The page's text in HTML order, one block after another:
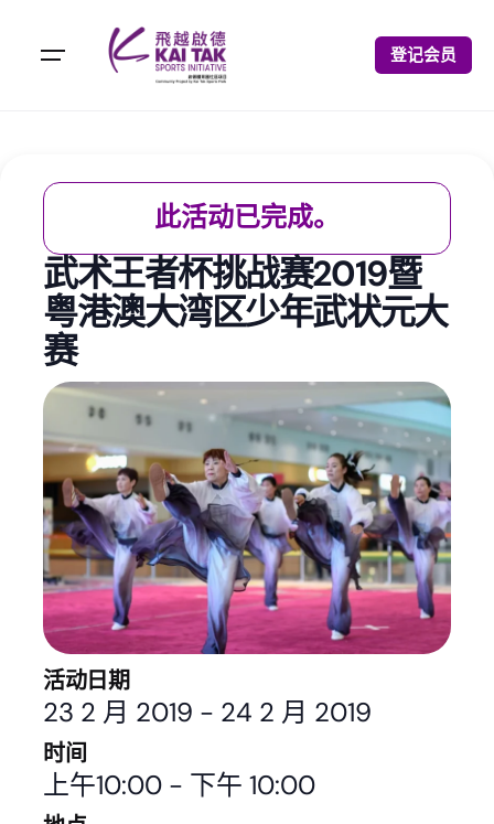
登记会员
此活动已完成。
武术王者杯挑战赛2019暨
粤港澳大湾区少年武状元大
赛
活动日期
23 2 月 2019 - 24 2 月 2019
时间
上午10:00 - 下午 10:00